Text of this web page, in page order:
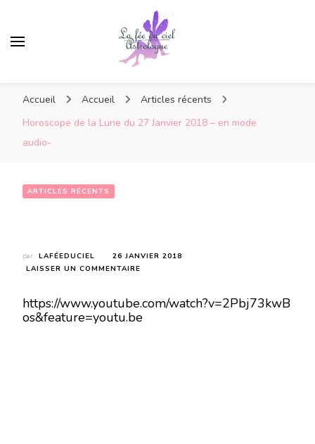
Accueil Accueil
Articles récents
Horoscope de la Lune du 27 Janvier 2018 – en mode
audio-
ARTICLES RÉCENTS
par LAFÉEDUCIEL
26 JANVIER 2018
LAISSER UN COMMENTAIRE
LA
LUNE
https://www.youtube.com/watch?v=2Pbj73kwB
os&feature=youtu.be